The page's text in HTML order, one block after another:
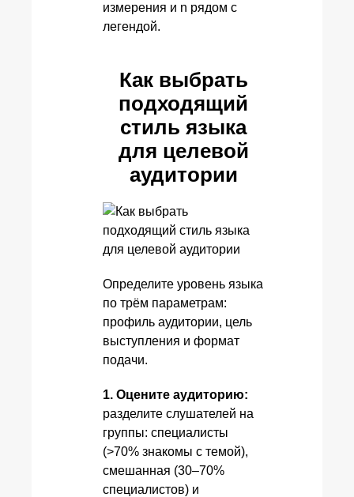
измерения и n рядом с
легендой.
Как выбрать
подходящий
стиль языка
для целевой
аудитории
Определите уровень языка
по трём параметрам:
профиль аудитории, цель
выступления и формат
подачи.
1. Оцените аудиторию:
разделите слушателей на
группы: специалисты
(>70% знакомы с темой),
смешанная (30–70%
специалистов) и